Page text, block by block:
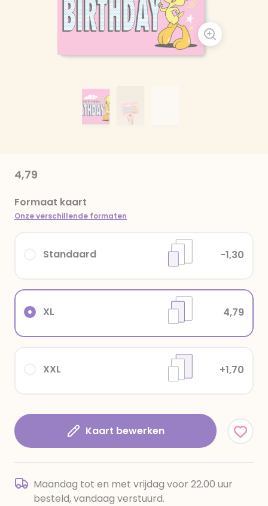
4,79
Formaat kaart
Onze verschillende formaten
XXL +1,70
XL 4,79
Standaard -1,30
Kaart bewerken
Maandag tot en met vrijdag voor 22.00 uur
besteld, vandaag verstuurd.